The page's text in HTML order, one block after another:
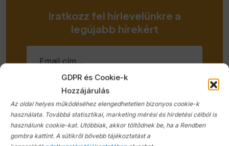
GDPR és Cookie-k
Hozzájárulás
Az oldal helyes működéséhez elengedhetetlen bizonyos cookie-k
használata. Továbbá statisztikai, marketing mérési és hirdetési célból is
használunk cookie-kat. Utóbbiak, akkor töltődnek be, ha a Rendben
gombra kattint. A sütikről bővebb tájékoztatást a
• Elektromos ablak elöl
• Elektromos tükör
• Elektromos ülésállítás utasoldal
• Elektromos ülésállítás vezetőoldal
• Elektromosan behajtható külső tükrök
• Elektronikus rögzítőfék
• Első-hátsó parkolóradar
• Esőszenzor
• ESP (menetstabilizátor)
• Fáradtságérzékelő
Iratkozz fel hírlevelünkre a
legújabb hírekért
Feliratkozás